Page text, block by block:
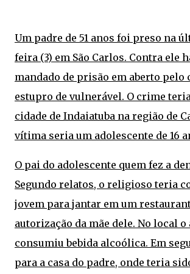
Um padre de 51 anos foi preso na
feira (3) em São Carlos. Contra ele
mandado de prisão em aberto pelo
estupro de vulnerável. O crime
cidade de Indaiatuba na região de
vítima seria um adolescente de 16
O pai do adolescente quem fez a
Segundo relatos, o religioso teria
jovem para jantar em um
autorização da mãe dele. No local o
consumiu bebida alcoólica. Em
para a casa do padre, onde teria